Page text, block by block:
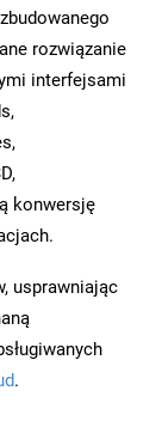
rozwiązanie
interfejsami
konwersję
usprawniając
.